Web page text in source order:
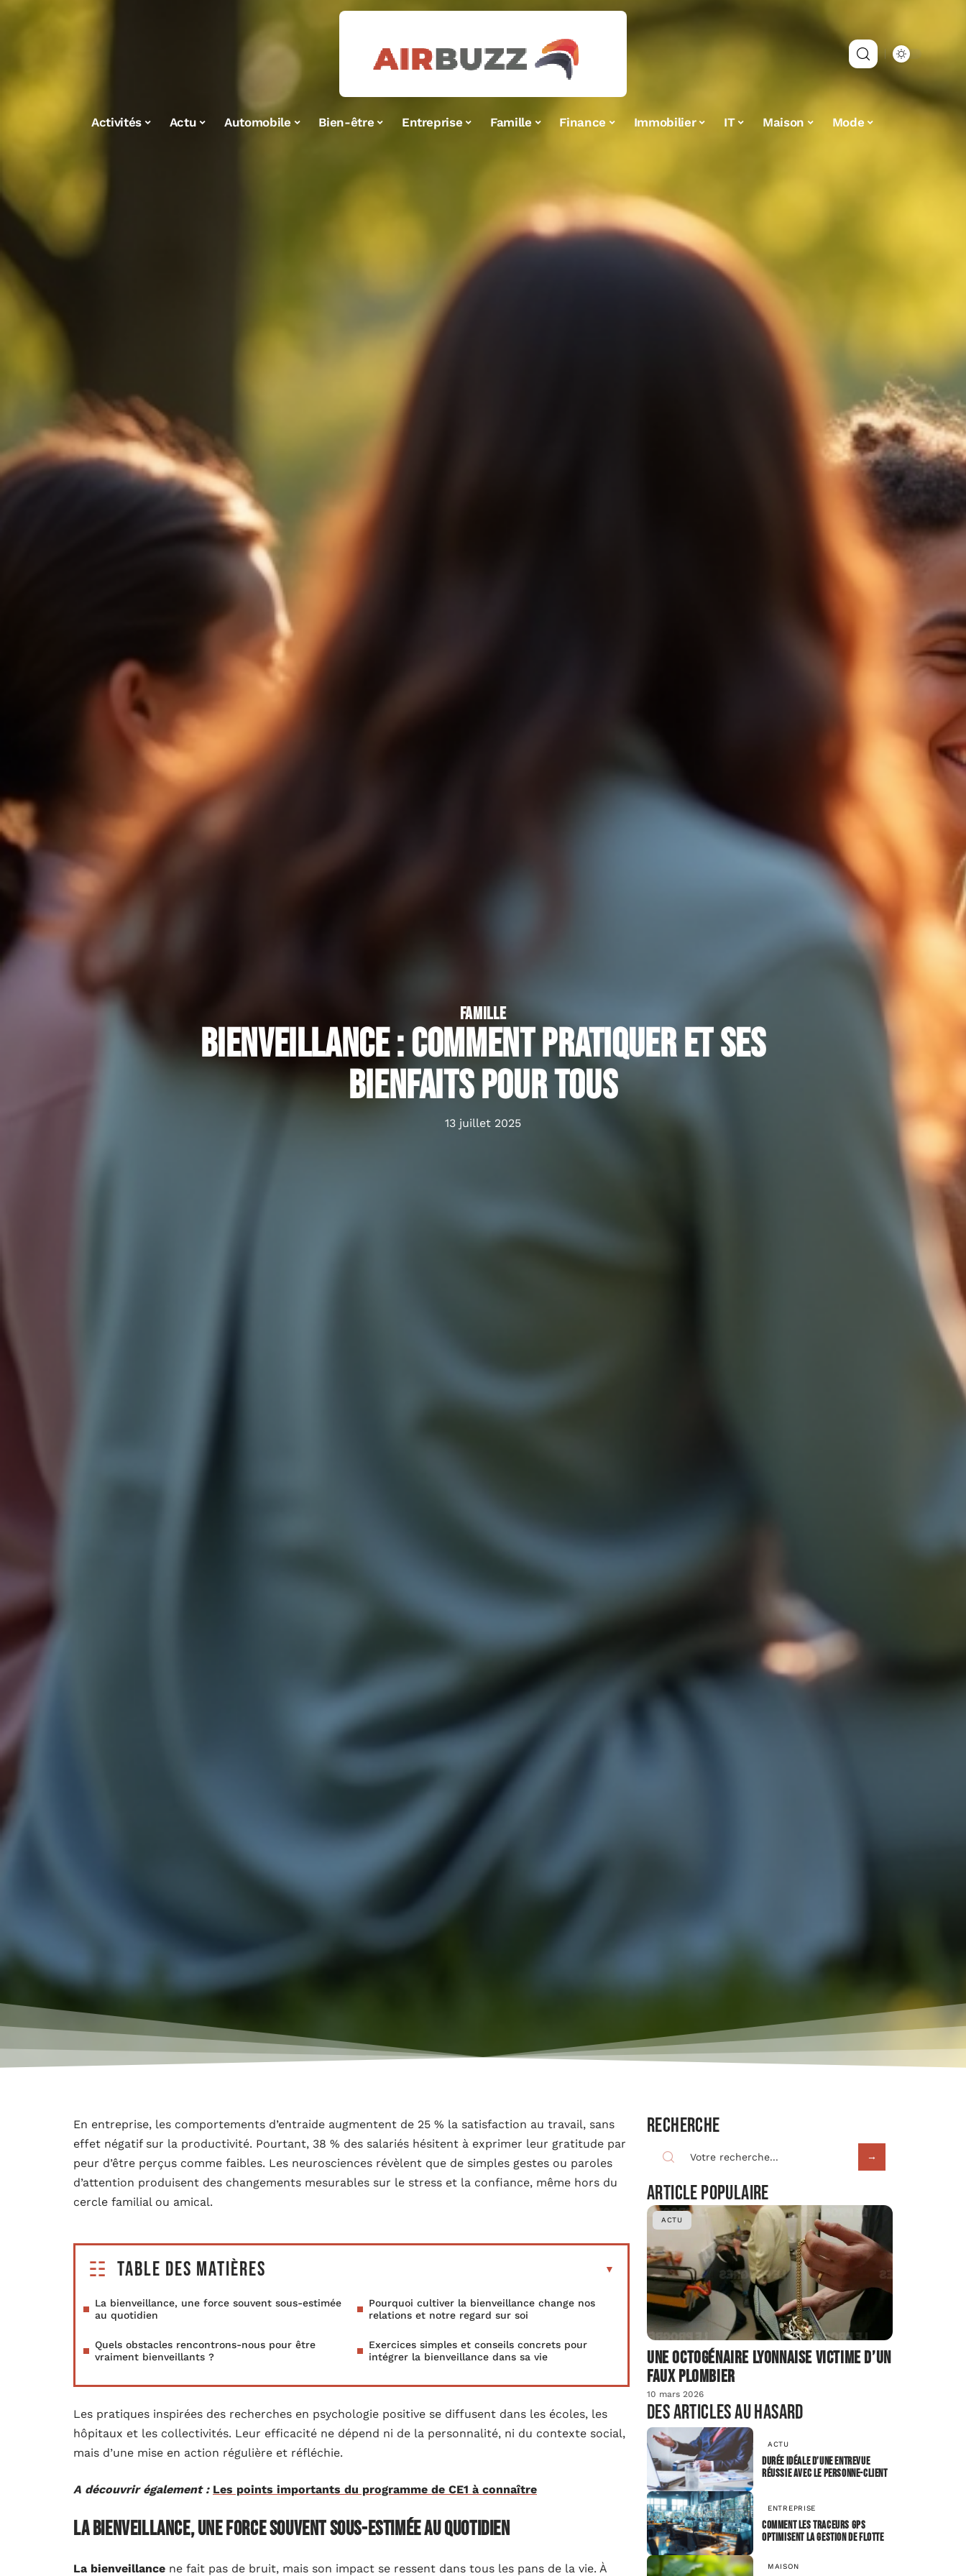
Activités Actu Automobile Bien-être Entreprise Famille Finance Immobilier IT Maison Mode
FAMILLE
Bienveillance : Comment pratiquer et ses
bienfaits pour tous
13 juillet 2025
En entreprise, les comportements d’entraide augmentent de 25 % la satisfaction au travail, sans
effet négatif sur la productivité. Pourtant, 38 % des salariés hésitent à exprimer leur gratitude par
peur d’être perçus comme faibles. Les neurosciences révèlent que de simples gestes ou paroles
d’attention produisent des changements mesurables sur le stress et la confiance, même hors du
cercle familial ou amical.
Table des matières
La bienveillance, une force souvent sous-estimée
au quotidien
Pourquoi cultiver la bienveillance change nos
relations et notre regard sur soi
Quels obstacles rencontrons-nous pour être
vraiment bienveillants ?
Exercices simples et conseils concrets pour
intégrer la bienveillance dans sa vie
Les pratiques inspirées des recherches en psychologie positive se diffusent dans les écoles, les
hôpitaux et les collectivités. Leur efficacité ne dépend ni de la personnalité, ni du contexte social,
mais d’une mise en action régulière et réfléchie.
A découvrir également : Les points importants du programme de CE1 à connaître
La bienveillance, une force souvent sous-estimée au quotidien
La bienveillance ne fait pas de bruit, mais son impact se ressent dans tous les pans de la vie. À
Recherche
Article populaire
ACTU
Une octogénaire lyonnaise victime d’un
faux plombier
10 mars 2026
Des articles au hasard
ACTU
Durée idéale d’une entrevue
réussie avec le personne-client
ENTREPRISE
Comment les traceurs GPS
optimisent la gestion de flotte
MAISON